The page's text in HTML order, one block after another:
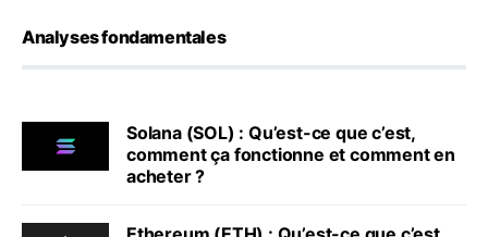
Analyses fondamentales
Solana (SOL) : Qu’est-ce que c’est,
comment ça fonctionne et comment en
acheter ?